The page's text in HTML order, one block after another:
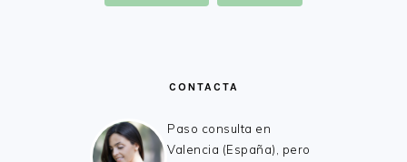
CONTACTA
Paso consulta en
Valencia (España), pero